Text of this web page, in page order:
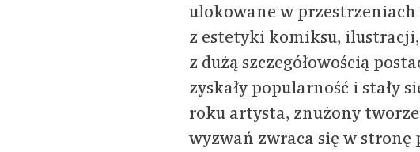
ulokowane w
z estetyki komiksu,
z dużą szczegółowością
zyskały popularność i stały
roku artysta, znużony
wyzwań zwraca się w